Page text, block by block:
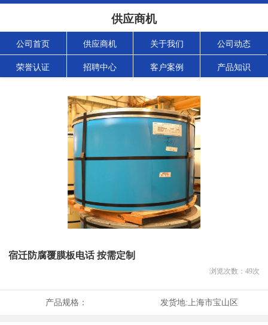
供应商机
公司首页 供应商机 关于我们 公司动态
荣誉认证 招聘中心 客户案例 产品知识
宿迁防腐覆膜板电话 按需定制
浏览次数： 49次
产品规格： 发货地: 上海市宝山区